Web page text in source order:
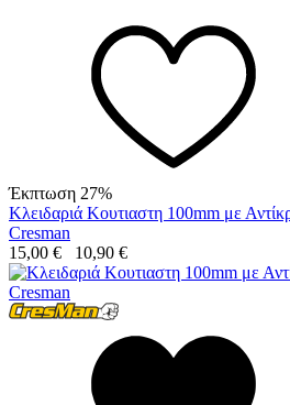
Έκπτωση 27%
Κλειδαριά Κουτιαστη 100mm με
Cresman
15,00 € 10,90 €